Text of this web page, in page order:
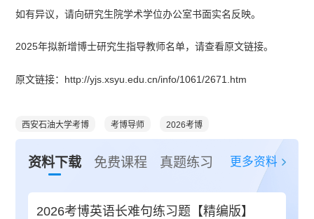
如有异议，请向研究生院学术学位办公室书面实名反映。
2025年拟新增博士研究生指导教师名单，请查看原文链接。
原文链接：http://yjs.xsyu.edu.cn/info/1061/2671.htm
西安石油大学考博 考博导师 2026考博
资料下载 免费课程 真题练习 更多资料
2026考博英语长难句练习题【精编版】